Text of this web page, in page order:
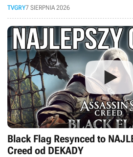
zdaniem mogłoby się pojawić w
TVGRY7 SIERPNIA 2026
Black Flag Resynced to
Creed od DEKADY